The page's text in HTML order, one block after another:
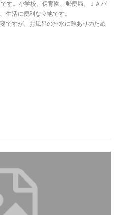
す。小学校、保育園、郵便局、ＪＡバ
生活に便利な立地です。
ですが、お風呂の排水に難ありのため